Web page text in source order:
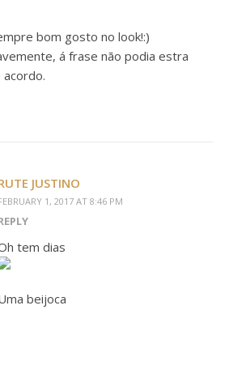
bom gosto no look!:)
á frase não podia estra
acordo.
JUSTINO
1, 2017 AT 8:46 PM
tem dias
beijoca